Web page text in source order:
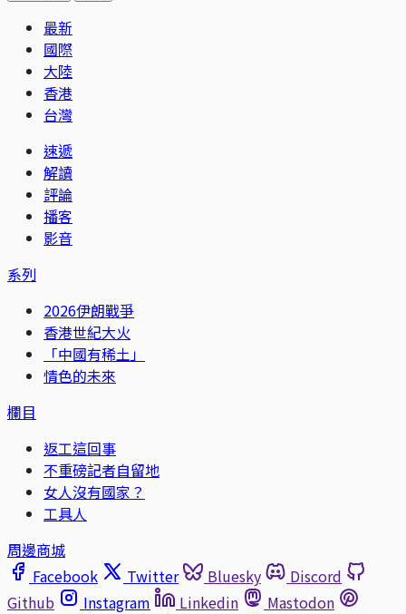
最新
國際
大陸
香港
台灣
速遞
解讀
評論
播客
影音
系列
2026伊朗戰爭
香港世紀大火
「中國有稀土」
情色的未來
欄目
返工這回事
不重磅記者自留地
女人沒有國家？
工具人
周邊商城
Facebook
Twitter Bluesky
Discord
Github
Instagram Linkedin
Mastodon